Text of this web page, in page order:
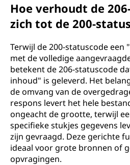
Hoe verhoudt de
zich tot de 200-
Terwijl de 200-statuscode een
met de volledige
betekent de 206-statuscode
inhoud" is geleverd. Het
de omvang van de
respons levert het hele
ongeacht de grootte, terwijl
specifieke stukjes gegevens
zijn gevraagd. Deze gerichte
ideaal voor grote bronnen of
opvragingen.